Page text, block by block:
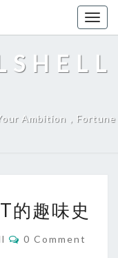
Ambition，Fortune
的趣味史
Comments
0 Comment